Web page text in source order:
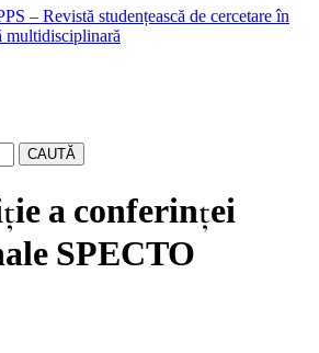
– Revistă studențească de cercetare în
multidisciplinară
CAUTĂ
a conferinței
SPECTO